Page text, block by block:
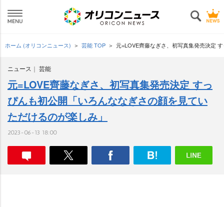
ホーム (オリコンニュース) 芸能 TOP 元=LOVE齊藤なぎさ、初写真集発売決定
ニュース 芸能
元=LOVE齊藤なぎさ、初写真集発売決定 すっ
ぴんも初公開「いろんななぎさの顔を見てい
ただけるのが楽しみ」
2023-06-13 18:00